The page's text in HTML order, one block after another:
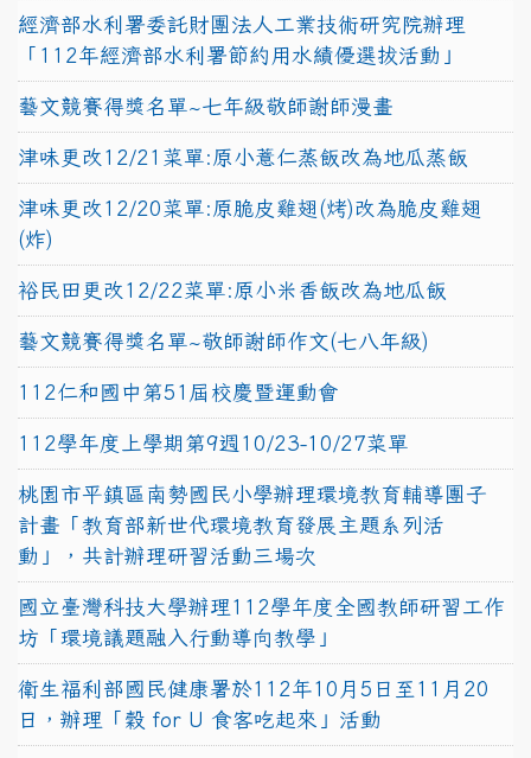
經濟部水利署委託財團法人工業技術研究院辦理
「112年經濟部水利署節約用水績優選拔活動」
藝文競賽得獎名單~七年級敬師謝師漫畫
津味更改12/21菜單:原小薏仁蒸飯改為地瓜蒸飯
津味更改12/20菜單:原脆皮雞翅(烤)改為脆皮雞翅
(炸)
裕民田更改12/22菜單:原小米香飯改為地瓜飯
藝文競賽得獎名單~敬師謝師作文(七八年級)
112仁和國中第51屆校慶暨運動會
112學年度上學期第9週10/23-10/27菜單
桃園市平鎮區南勢國民小學辦理環境教育輔導團子
計畫「教育部新世代環境教育發展主題系列活
動」，共計辦理研習活動三場次
國立臺灣科技大學辦理112學年度全國教師研習工作
坊「環境議題融入行動導向教學」
衛生福利部國民健康署於112年10月5日至11月20
日，辦理「穀 for U 食客吃起來」活動